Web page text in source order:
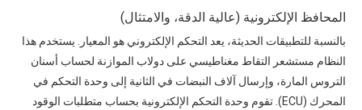
المحافظ الإلكترونية (عالية الدقة، والامتثال)
بالنسبة للتطبيقات الحديثة، يعد التحكم الإلكتروني هو المعيار. يستخدم هذا
النظام مستشعر التقاط مغناطيسي على دولاب الموازنة لحساب أسنان
التروس المارة، وإرسال آلاف النبضات في الثانية إلى وحدة التحكم في
المحرك (ECU). تقوم وحدة التحكم الإلكترونية بحساب متطلبات الوقود